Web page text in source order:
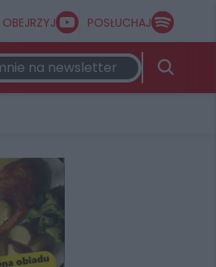
OBEJRZYJ POSŁUCHAJ
na newsletter